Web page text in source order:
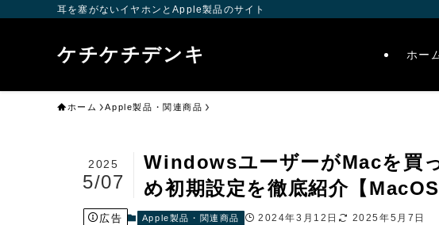
耳を塞がないイヤホンとApple製品のサイト
ケチケチデンキ ホー
ホーム Apple製品・関連商品
WindowsユーザーがMacを買
め初期設定を徹底紹介【
2025
5/07
広告 Apple製品・関連商品 2024年3月12日 2025年5月7日